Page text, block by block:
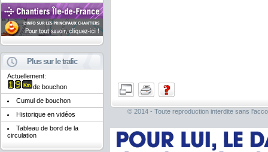
Plus sur le trafic
Actuellement:
de bouchon
Cumul de bouchon
Historique en vidéos
Tableau de bord de la
circulation
© 2014 - Toute reproduction interdite sans